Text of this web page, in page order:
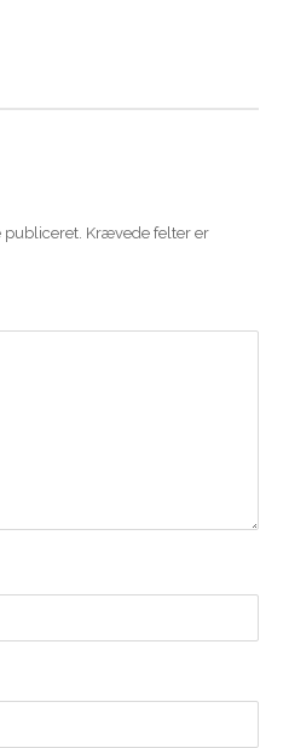
publiceret. Krævede felter er